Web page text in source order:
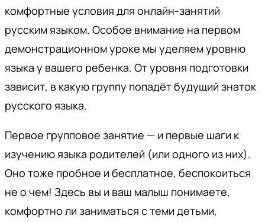
комфортные условия для онлайн-занятий
русским языком. Особое внимание на первом
демонстрационном уроке мы уделяем уровню
языка у вашего ребенка. От уровня подготовки
зависит, в какую группу попадёт будущий знаток
русского языка.
Первое групповое занятие — и первые шаги к
изучению языка родителей (или одного из них).
Оно тоже пробное и бесплатное, беспокоиться
не о чем! Здесь вы и ваш малыш понимаете,
комфортно ли заниматься с теми детьми,